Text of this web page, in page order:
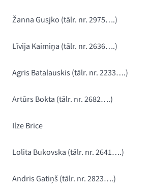
Žanna Gusjko (tālr. nr. 2975….)
Līvija Kaimiņa (tālr. nr. 2636….)
Agris Batalauskis(tālr. nr. 2233….)
Artūrs Bokta (tālr. nr. 2682….)
Ilze Brice
Lolita Bukovska (tālr. nr. 2641….)
Andris Gatiņš(tālr. nr. 2823….)